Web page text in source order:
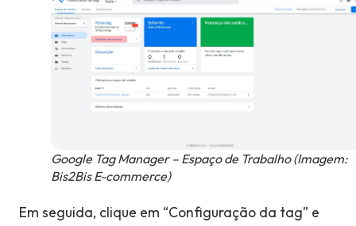
Google Tag Manager – Espaço de Trabalho (Imagem:
Bis2Bis E-commerce)
Em seguida, clique em “Configuração da tag” e